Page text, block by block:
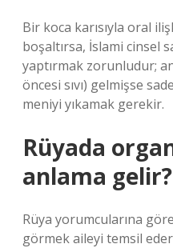
Bir koca karısıyla oral
boşaltırsa, İslami cinsel
yaptırmak zorunludur;
öncesi sıvı) gelmişse
meniyi yıkamak gerekir.
Rüyada
anlama gelir?
Rüya yorumcularına
görmek aileyi temsil